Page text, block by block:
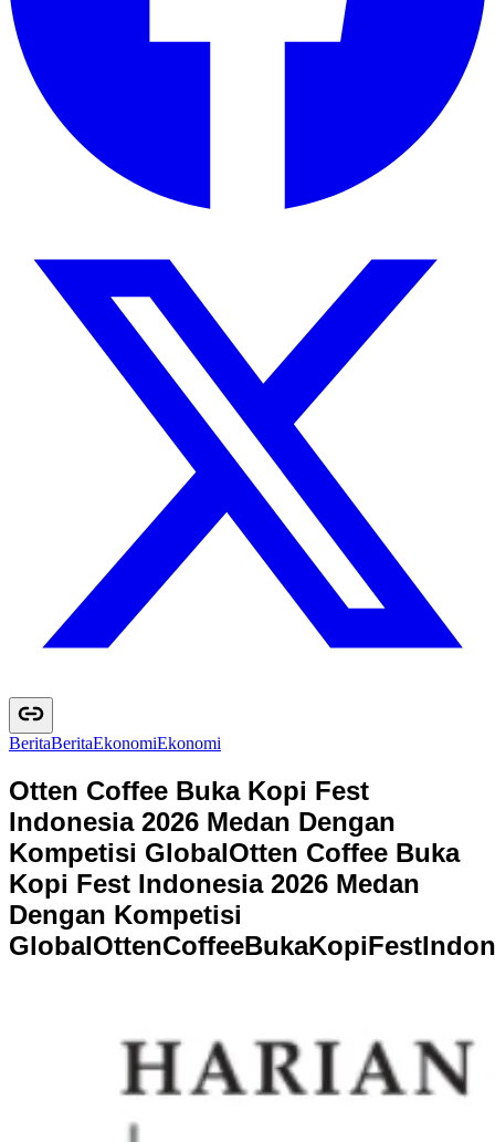
BeritaBeritaEkonomiEkonomi
Otten Coffee Buka Kopi Fest
Indonesia 2026 Medan Dengan
Kompetisi GlobalOtten Coffee Buka
Kopi Fest Indonesia 2026 Medan
Dengan Kompetisi
GlobalOttenCoffeeBukaKopiFestIndon